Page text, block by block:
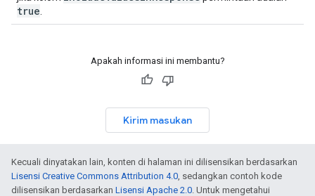
true
Apakah informasi ini membantu?
Kirim masukan
Kecuali dinyatakan lain, konten di halaman ini dilisensikan berdasarkan
Lisensi Creative Commons Attribution 4.0, sedangkan contoh kode
dilisensikan berdasarkan Lisensi Apache 2.0. Untuk mengetahui